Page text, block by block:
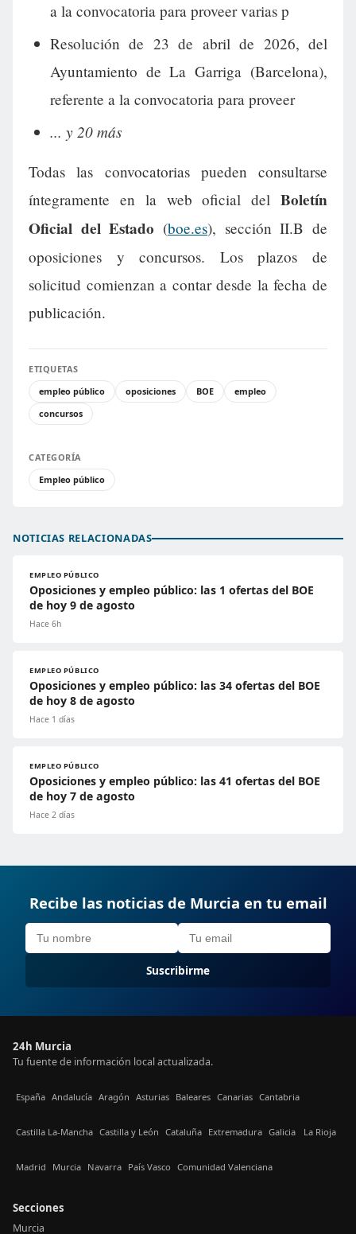
a la convocatoria para proveer varias p
Resolución de 23 de abril de 2026, del
Ayuntamiento de La Garriga (Barcelona),
referente a la convocatoria para proveer
... y 20 más
Todas las convocatorias pueden consultarse
íntegramente en la web oficial del Boletín
Oficial del Estado (boe.es), sección II.B de
oposiciones y concursos. Los plazos de
solicitud comienzan a contar desde la fecha de
publicación.
ETIQUETAS
empleo público
oposiciones BOE
empleo
concursos
CATEGORÍA
Empleo público
NOTICIAS RELACIONADAS
EMPLEO PÚBLICO
Oposiciones y empleo público: las 1 ofertas del BOE
de hoy 9 de agosto
Hace 6h
EMPLEO PÚBLICO
Oposiciones y empleo público: las 34 ofertas del BOE
de hoy 8 de agosto
Hace 1 días
EMPLEO PÚBLICO
Oposiciones y empleo público: las 41 ofertas del BOE
de hoy 7 de agosto
Hace 2 días
Recibe las noticias de Murcia en tu email
Suscribirme
24h Murcia
Tu fuente de información local actualizada.
España Andalucía Aragón Asturias Baleares Canarias Cantabria
Castilla La-Mancha Castilla y León Cataluña Extremadura Galicia La Rioja
Madrid Murcia Navarra País Vasco Comunidad Valenciana
Secciones
Murcia